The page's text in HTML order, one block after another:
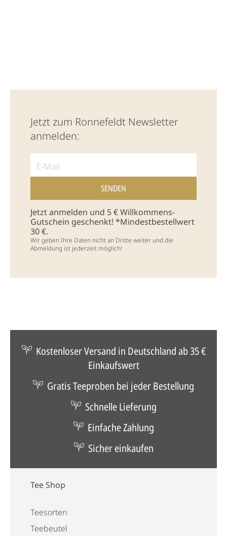
Jetzt zum Ronnefeldt Newsletter
anmelden:
Jetzt anmelden und 5 € Willkommens-
Gutschein geschenkt! *Mindestbestellwert
30 €.
Wir geben Ihre Daten nicht an Dritte weiter und die
Abmeldung ist jederzeit möglich!
Kostenloser Versand in Deutschland ab 35 €
Einkaufswert
Gratis Teeproben bei jeder Bestellung
Schnelle Lieferung
Einfache Zahlung
Sicher einkaufen
Tee Shop
Teesorten
Teebeutel